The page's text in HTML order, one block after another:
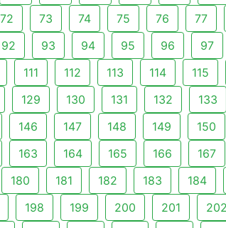
72 73 74 75 76 77
92 93 94 95 96 97
111 112 113 114 115
129 130 131 132 133
146 147 148 149 150
163 164 165 166 167
180 181 182 183 184
198 199 200 201 202